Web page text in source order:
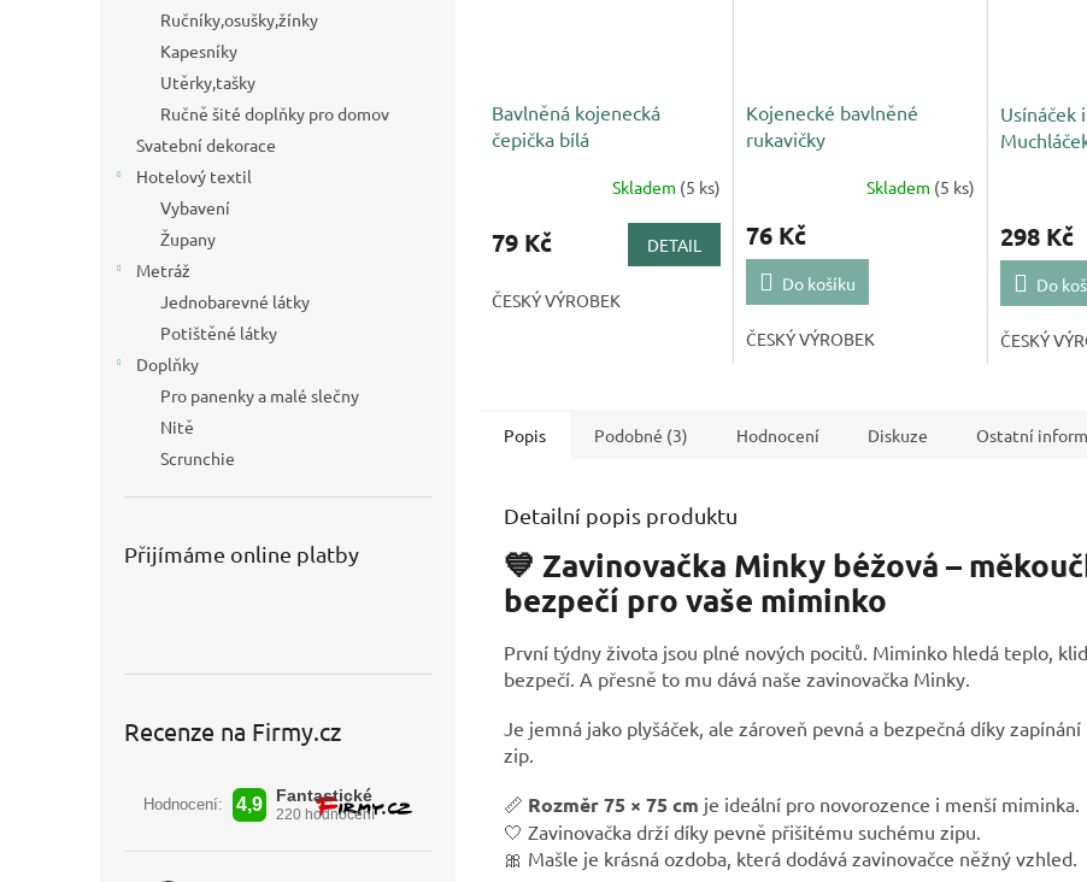
Ručníky,osušky,žínky
Kapesníky
Utěrky,tašky
Ručně šité doplňky pro domov
Svatební dekorace
Hotelový textil
Vybavení
Župany
Metráž
Jednobarevné látky
Potištěné látky
Doplňky
Pro panenky a malé slečny
Nitě
Scrunchie
Přijímáme online platby
Recenze na Firmy.cz
Bavlněná kojenecká
čepička bílá
Skladem (5 ks)
79 Kč DETAIL
ČESKÝ VÝROBEK
Kojenecké bavlněné
rukavičky
Skladem (5 ks)
76 Kč
Do košíku
ČESKÝ VÝROBEK
Usínáček i
298 Kč
Do
ČESKÝ
Popis Podobné (3) Hodnocení Diskuze Ostatní
Detailní popis produktu
💙 Zavinovačka Minky béžová –
bezpečí pro vaše miminko
První týdny života jsou plné nových pocitů. Miminko hledá teplo,
bezpečí. A přesně to mu dává naše zavinovačka Minky.
Je jemná jako plyšáček, ale zároveň pevná a bezpečná díky zapínání
zip.
📏 Rozměr 75 × 75 cm je ideální pro novorozence i menší miminka.
🤍 Zavinovačka drží díky pevně přišitému suchému zipu.
🎀 Mašle je krásná ozdoba, která dodává zavinovačce něžný vzhled.